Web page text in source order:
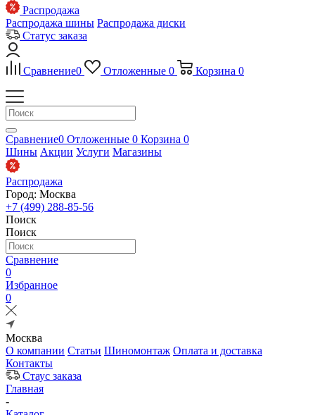
Распродажа
Распродажа шины Распродажа диски
Статус заказа
Сравнение0 Отложенные 0 Корзина 0
Сравнение0 Отложенные 0 Корзина 0
Шины Акции Услуги Магазины
Распродажа
Город: Москва
+7 (499) 288-85-56
Поиск
Поиск
Сравнение
0
Избранное
0
Москва
О компании Статьи Шиномонтаж Оплата и доставка
Контакты
Стаус заказа
Главная
-